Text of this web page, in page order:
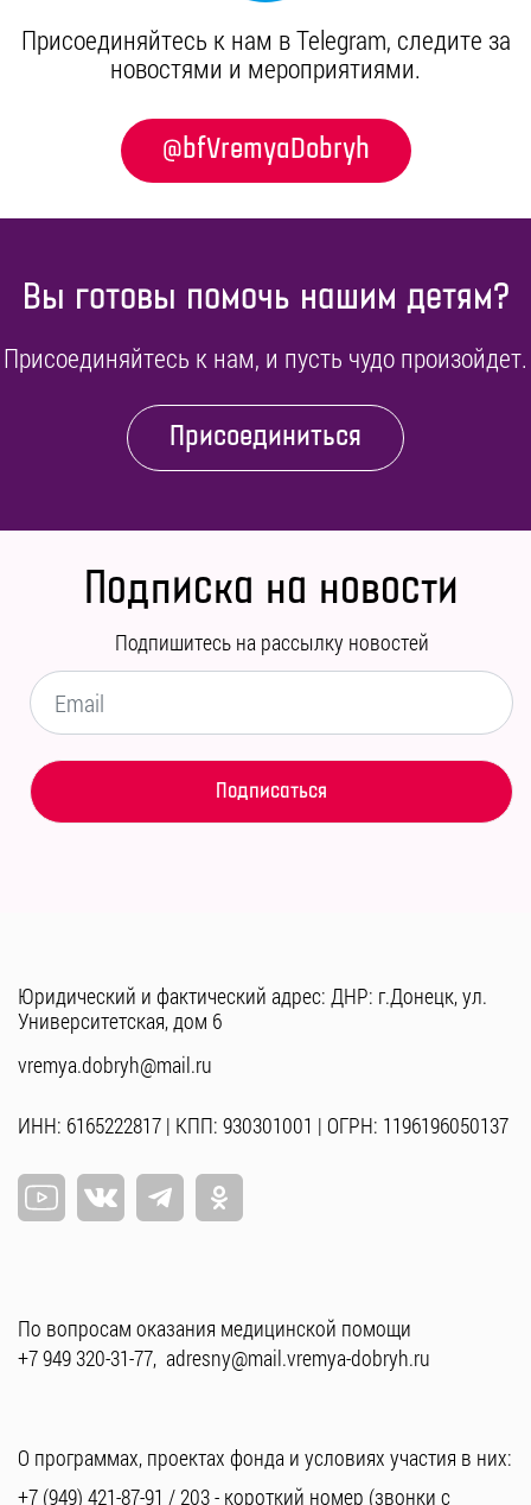
Присоединяйтесь к нам в Telegram, cледите за
новостями и мероприятиями.
@bfVremyaDobryh
Вы готовы помочь нашим детям?
Присоединяйтесь к нам, и пусть чудо произойдет.
Присоединиться
Подписка на новости
Подпишитесь на рассылку новостей
Юридический и фактический адрес: ДНР: г.Донецк, ул.
Университетская, дом 6
vremya.dobryh@mail.ru
ИНН: 6165222817 | КПП: 930301001 | ОГРН: 1196196050137
По вопросам оказания медицинской помощи
+7 949 320-31-77, adresny@mail.vremya-dobryh.ru
О программах, проектах фонда и условиях участия в них:
+7 (949) 421-87-91 / 203- короткий номер (звонки с